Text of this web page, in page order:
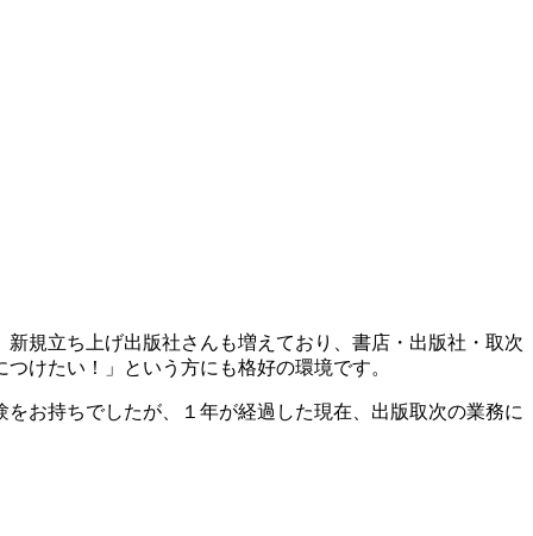
規立ち上げ出版社さんも増えており、書店・出版社・取次
けたい！」という方にも格好の環境です。
お持ちでしたが、１年が経過した現在、出版取次の業務に